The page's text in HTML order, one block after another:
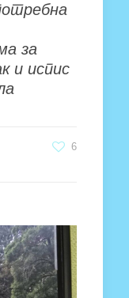
за
и испис
6